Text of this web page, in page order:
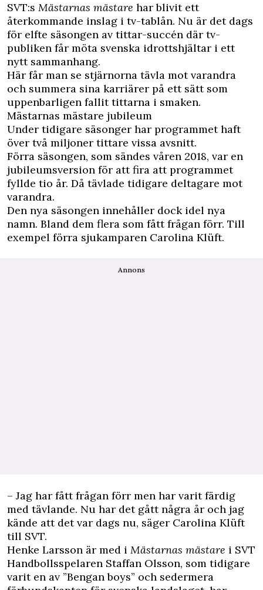
SVT:s Mästarnas mästare har blivit ett
återkommande inslag i tv-tablån. Nu är det dags
för elfte säsongen av tittar-succén där tv-
publiken får möta svenska idrottshjältar i ett
nytt sammanhang.
Här får man se stjärnorna tävla mot varandra
och summera sina karriärer på ett sätt som
uppenbarligen fallit tittarna i smaken.
Mästarnas mästare jubileum
Under tidigare säsonger har programmet haft
över två miljoner tittare vissa avsnitt.
Förra säsongen, som sändes våren 2018, var en
jubileumsversion för att fira att programmet
fyllde tio år. Då tävlade tidigare deltagare mot
varandra.
Den nya säsongen innehåller dock idel nya
namn. Bland dem flera som fått frågan förr. Till
exempel förra sjukamparen Carolina Klüft.
Annons
– Jag har fått frågan förr men har varit färdig
med tävlande. Nu har det gått några år och jag
kände att det var dags nu, säger Carolina Klüft
till SVT.
Henke Larsson är med i Mästarnas mästare i SVT
Handbollsspelaren Staffan Olsson, som tidigare
varit en av ”Bengan boys” och sedermera